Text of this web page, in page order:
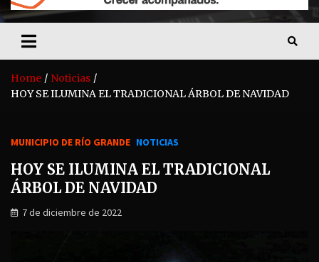
Home
Noticias
HOY SE ILUMINA EL TRADICIONAL ÁRBOL DE NAVIDAD
MUNICIPIO DE RÍO GRANDE NOTICIAS
HOY SE ILUMINA EL TRADICIONAL
ÁRBOL DE NAVIDAD
7 de diciembre de 2022